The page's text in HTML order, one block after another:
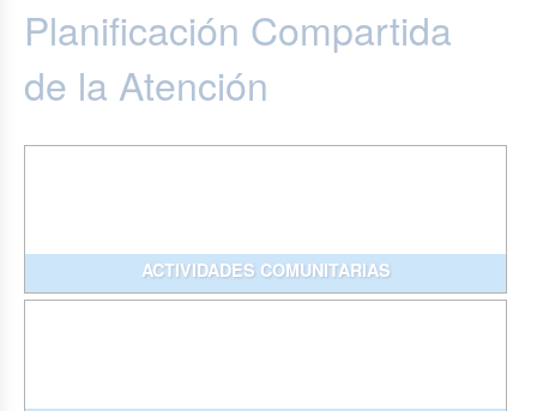
Planificación Compartida
de la Atención
ACTIVIDADES COMUNITARIAS